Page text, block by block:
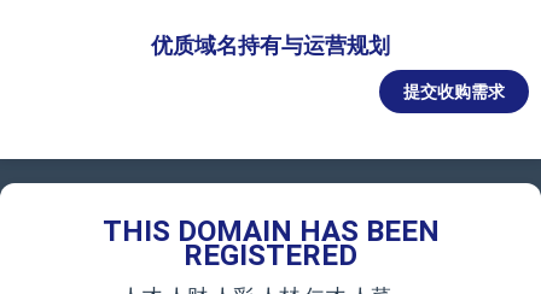
优质域名持有与运营规划
提交收购需求
THIS DOMAIN HAS BEEN
REGISTERED